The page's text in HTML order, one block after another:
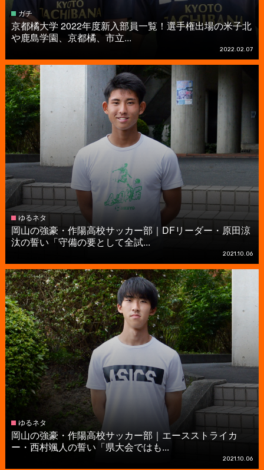
ガチ
京都橘大学 2022年度新入部員一覧！選手権出場の米子北
や鹿島学園、京都橘、市立...
2022.02.07
ゆるネタ
岡山の強豪・作陽高校サッカー部｜DFリーダー・原田涼
汰の誓い「守備の要として全試...
2021.10.06
ゆるネタ
岡山の強豪・作陽高校サッカー部｜エースストライカ
ー・西村颯人の誓い「県大会ではも...
2021.10.06